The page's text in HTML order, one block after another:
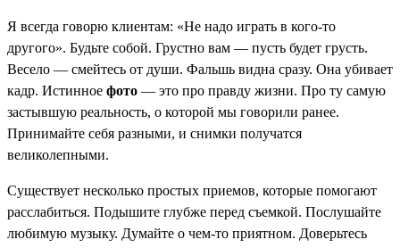
Я всегда говорю клиентам: «Не надо играть в кого-то
другого». Будьте собой. Грустно вам — пусть будет грусть.
Весело — смейтесь от души. Фальшь видна сразу. Она убивает
кадр. Истинное фото — это про правду жизни. Про ту самую
застывшую реальность, о которой мы говорили ранее.
Принимайте себя разными, и снимки получатся
великолепными.
Существует несколько простых приемов, которые помогают
расслабиться. Подышите глубже перед съемкой. Послушайте
любимую музыку. Думайте о чем-то приятном. Доверьтесь